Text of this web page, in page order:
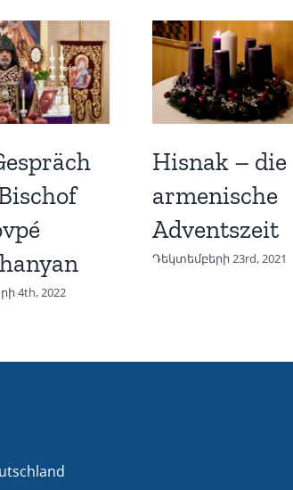
4th, 2022
Hisnak – die
armenische
Adventszeit
Դեկտեմբերի 23rd, 2021